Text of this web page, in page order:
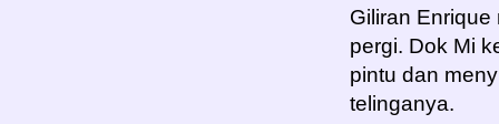
Giliran
pergi. Dok Mi
pintu dan
telinganya.